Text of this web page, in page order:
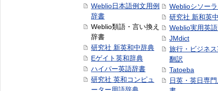
Weblio日本語例文用例
辞書
Weblio類語・言い換え
辞書
研究社 新英和中辞典
Eゲイト英和辞典
ハイパー英語辞書
研究社 英和コンピュ
Weblioシソー
研究社 新和英
Weblio実用英
JMdict
旅行・ビジネ
翻訳
Tatoeba
日英・英日専